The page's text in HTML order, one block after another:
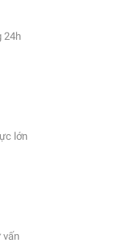
24h
lớn